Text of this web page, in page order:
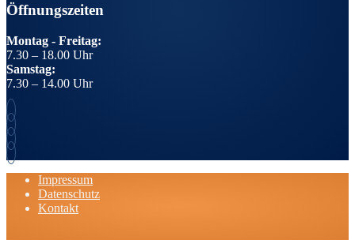
Öffnungszeiten
Montag - Freitag:
7.30 – 18.00 Uhr
Samstag:
7.30 – 14.00 Uhr
Impressum
Datenschutz
Kontakt